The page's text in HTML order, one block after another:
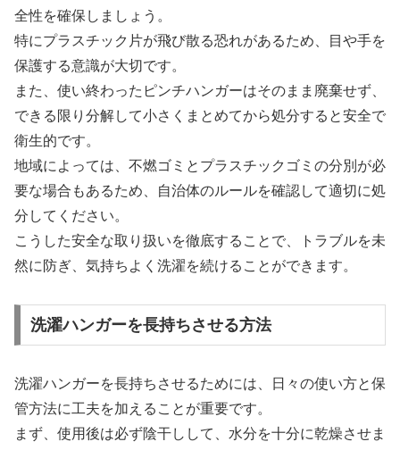
全性を確保しましょう。
特にプラスチック片が飛び散る恐れがあるため、目や手を
保護する意識が大切です。
また、使い終わったピンチハンガーはそのまま廃棄せず、
できる限り分解して小さくまとめてから処分すると安全で
衛生的です。
地域によっては、不燃ゴミとプラスチックゴミの分別が必
要な場合もあるため、自治体のルールを確認して適切に処
分してください。
こうした安全な取り扱いを徹底することで、トラブルを未
然に防ぎ、気持ちよく洗濯を続けることができます。
洗濯ハンガーを長持ちさせる方法
洗濯ハンガーを長持ちさせるためには、日々の使い方と保
管方法に工夫を加えることが重要です。
まず、使用後は必ず陰干しして、水分を十分に乾燥させま